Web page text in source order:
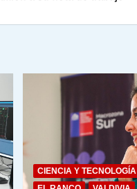
CIENCIA Y TECNOLOGÍA